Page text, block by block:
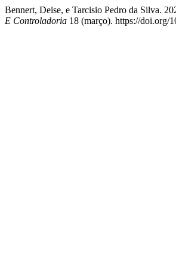
Bennert, Deise, e Tarcisio Pedro da Silva.
E Controladoria 18 (março). https://doi.org/